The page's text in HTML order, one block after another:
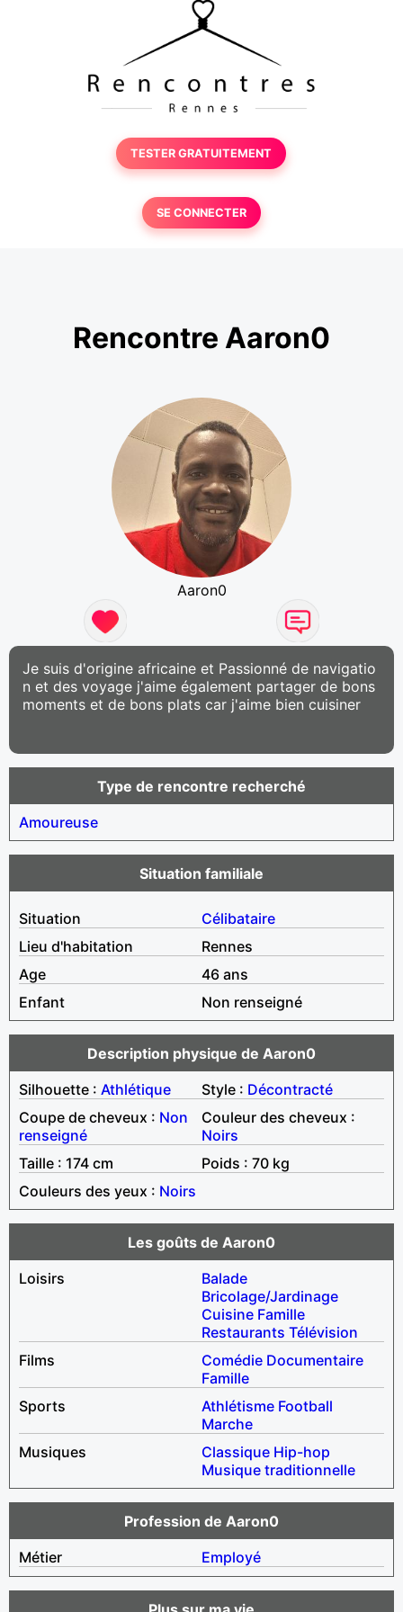
TESTER GRATUITEMENT
SE CONNECTER
Rencontre Aaron0
Aaron0
Je suis d'origine africaine et Passionné de navigatio
n et des voyage j'aime également partager de bons
moments et de bons plats car j'aime bien cuisiner
Type de rencontre recherché
Amoureuse
Situation familiale
Situation
Célibataire
Lieu d'habitation
Rennes
Age
46 ans
Enfant
Non renseigné
Description physique de Aaron0
Silhouette : Athlétique Style : Décontracté
Coupe de cheveux : Non
renseigné
Couleur des cheveux :
Noirs
Taille : 174 cm
Poids : 70 kg
Couleurs des yeux : Noirs
Les goûts de Aaron0
Loisirs
Balade
Bricolage/Jardinage
Cuisine Famille
Restaurants Télévision
Films
Comédie Documentaire
Famille
Sports
Athlétisme Football
Marche
Musiques
Classique Hip-hop
Musique traditionnelle
Profession de Aaron0
Métier
Employé